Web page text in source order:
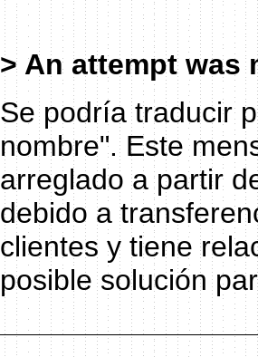
> An attempt was
Se podría traducir
nombre". Este
arreglado a partir
debido a
clientes y tiene
posible solución